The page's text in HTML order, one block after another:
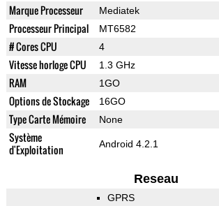
Marque Processeur Mediatek
Processeur Principal MT6582
# Cores CPU 4
Vitesse horloge CPU 1.3 GHz
RAM 1GO
Options de Stockage 16GO
Type Carte Mémoire None
Système
d'Exploitation
Android 4.2.1
Reseau
GPRS